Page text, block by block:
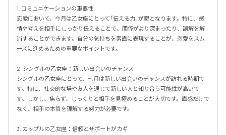
1. コミュニケーションの重要性
恋愛において、今月は乙女座にとって「伝える力」が鍵となります。特に、感
情や考えを相手にしっかり伝えることで、関係がより深まったり、誤解を解
消することができます。自分の気持ちを素直に表現することが、恋愛をスム
ーズに進めるための重要なポイントです。
2. シングルの乙女座：新しい出会いのチャンス
シングルの乙女座にとって、七月は新しい出会いのチャンスが訪れる時期で
す。特に、社交的な場や友人を通じて新しい人と知り合う可能性が高いで
す。しかし、焦らず、じっくりと相手を見極めることが大切です。直感だけで
なく、相手の本質を理解する努力が必要です。
3. カップルの乙女座：信頼とサポートがカギ